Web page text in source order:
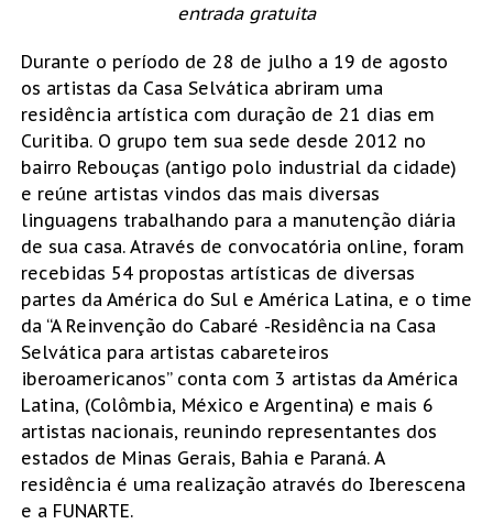
entrada gratuita
Durante o período de 28 de julho a 19 de agosto
os artistas da Casa Selvática abriram uma
residência artística com duração de 21 dias em
Curitiba. O grupo tem sua sede desde 2012 no
bairro Rebouças (antigo polo industrial da cidade)
e reúne artistas vindos das mais diversas
linguagens trabalhando para a manutenção diária
de sua casa. Através de convocatória online, foram
recebidas 54 propostas artísticas de diversas
partes da América do Sul e América Latina, e o time
da “A Reinvenção do Cabaré -Residência na Casa
Selvática para artistas cabareteiros
iberoamericanos” conta com 3 artistas da América
Latina, (Colômbia, México e Argentina) e mais 6
artistas nacionais, reunindo representantes dos
estados de Minas Gerais, Bahia e Paraná. A
residência é uma realização através do Iberescena
e a FUNARTE.